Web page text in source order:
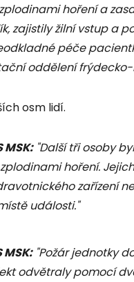
hoření a
zajistily žilní vstup a
péče
oddělení
osm lidí.
MSK:"Další tři osoby
hoření.
zařízení
události."
"Požár jednotky
odvětraly pomocí